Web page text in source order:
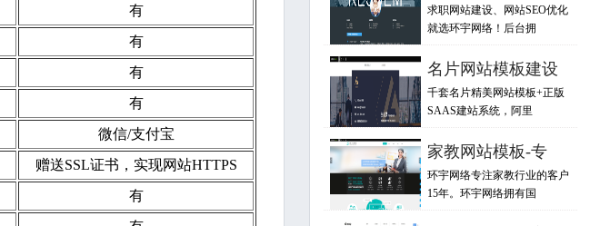
有
有
有
有
微信/支付宝
赠送SSL证书，实现网站HTTPS
有
求职网站建设、网站SEO优化
就选环宇网络！后台拥
名片网站模板建设
千套名片精美网站模板+正版
SAAS建站系统，阿里
家教网站模板-专
环宇网络专注家教行业的客户
15年。环宇网络拥有国